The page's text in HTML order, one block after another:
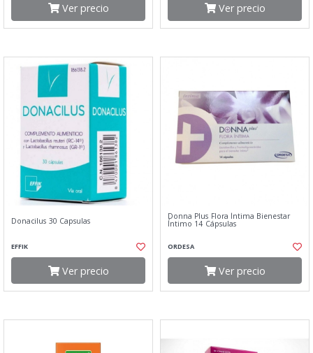
Ver precio Ver precio
Donacilus 30 Capsulas
EFFIK
Ver precio
Donna Plus Flora Íntima Bienestar
Íntimo 14 Cápsulas
ORDESA
Ver precio